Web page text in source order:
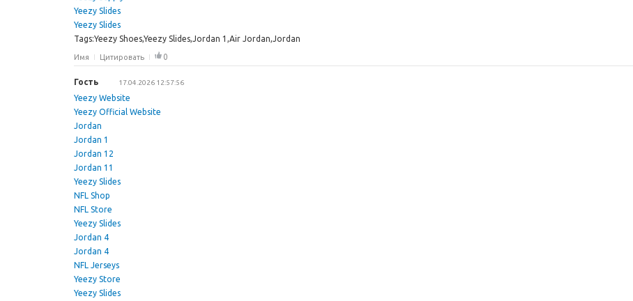
Yeezy Slides
Yeezy Slides
Tags:Yeezy Shoes,Yeezy Slides,Jordan 1,Air Jordan,Jordan
Имя Цитировать 0
Гость 17.04.2026 12:57:56
Yeezy Website
Yeezy Official Website
Jordan
Jordan 1
Jordan 12
Jordan 11
Yeezy Slides
NFL Shop
NFL Store
Yeezy Slides
Jordan 4
Jordan 4
NFL Jerseys
Yeezy Store
Yeezy Slides